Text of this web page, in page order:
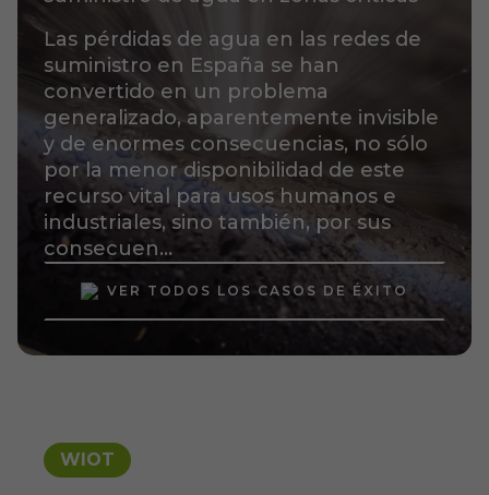
Las pérdidas de agua en las redes de
suministro en España se han
convertido en un problema
generalizado, aparentemente invisible
y de enormes consecuencias, no sólo
por la menor disponibilidad de este
recurso vital para usos humanos e
industriales, sino también, por sus
consecuen...
VER TODOS LOS CASOS DE ÉXITO
WIOT